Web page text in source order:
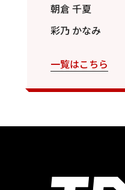
朝倉 千夏
彩乃 かなみ
一覧はこちら